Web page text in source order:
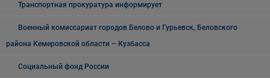
Транспортная прокуратура информирует
Военный комиссариат городов Белово и Гурьевск, Беловского
района Кемеровской области – Кузбасса
Социальный фонд России